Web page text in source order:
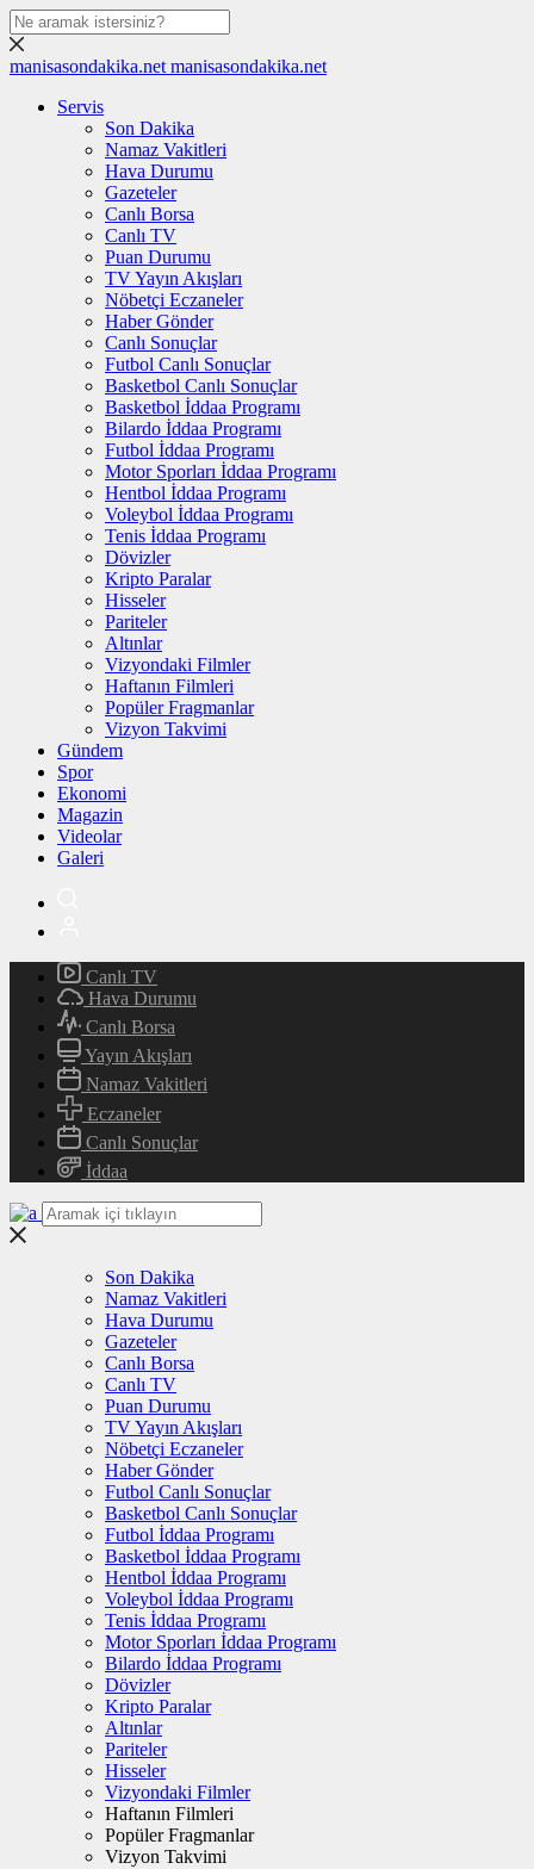
manisasondakika.net manisasondakika.net
Servis
Son Dakika
Namaz Vakitleri
Hava Durumu
Gazeteler
Canlı Borsa
Canlı TV
Puan Durumu
TV Yayın Akışları
Nöbetçi Eczaneler
Haber Gönder
Canlı Sonuçlar
Futbol Canlı Sonuçlar
Basketbol Canlı Sonuçlar
Basketbol İddaa Programı
Bilardo İddaa Programı
Futbol İddaa Programı
Motor Sporları İddaa Programı
Hentbol İddaa Programı
Voleybol İddaa Programı
Tenis İddaa Programı
Dövizler
Kripto Paralar
Hisseler
Pariteler
Altınlar
Vizyondaki Filmler
Haftanın Filmleri
Popüler Fragmanlar
Vizyon Takvimi
Gündem
Spor
Ekonomi
Magazin
Videolar
Galeri
Canlı TV
Hava Durumu
Canlı Borsa
Yayın Akışları
Namaz Vakitleri
Eczaneler
Canlı Sonuçlar
İddaa
Son Dakika
Namaz Vakitleri
Hava Durumu
Gazeteler
Canlı Borsa
Canlı TV
Puan Durumu
TV Yayın Akışları
Nöbetçi Eczaneler
Haber Gönder
Futbol Canlı Sonuçlar
Basketbol Canlı Sonuçlar
Futbol İddaa Programı
Basketbol İddaa Programı
Hentbol İddaa Programı
Voleybol İddaa Programı
Tenis İddaa Programı
Motor Sporları İddaa Programı
Bilardo İddaa Programı
Dövizler
Kripto Paralar
Altınlar
Pariteler
Hisseler
Vizyondaki Filmler
Haftanın Filmleri
Popüler Fragmanlar
Vizyon Takvimi